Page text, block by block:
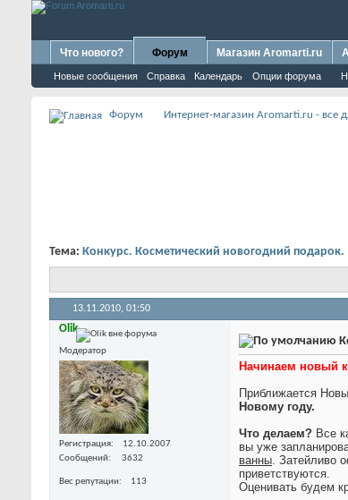
Что нового? Форум
Новые сообщения Справка Календарь Опции форума
Магазин Aromarti.ru
Форум Интернет-магазин Aromarti.ru - все
Тема: Конкурс. Косметический новогодний подарок.
13.11.2010, 01:50
Olik
Модератор
Регистрация
12.10.2007
Сообщений
3632
Вес репутации 113
Начинаем новый
Приближается
Новому году.
Что делаем? Все
вы уже
ванны. Затейливо
приветствуются.
Оценивать будем